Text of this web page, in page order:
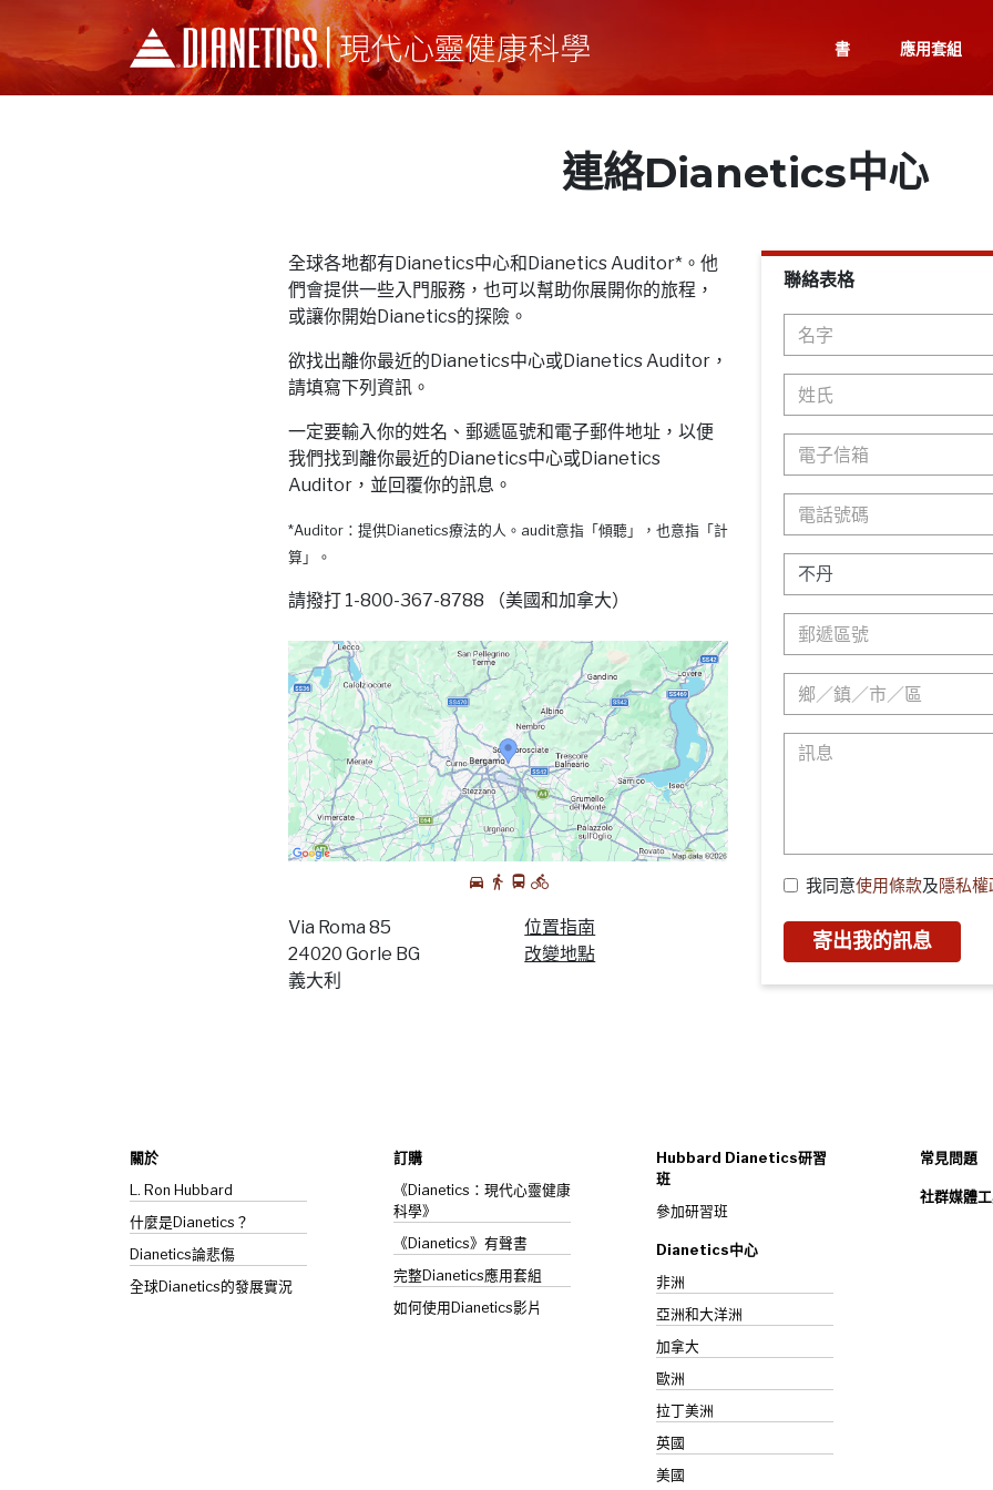
書 應用套組
連絡Dianetics中心
全球各地都有Dianetics中心和Dianetics Auditor*。他
們會提供一些入門服務，也可以幫助你展開你的旅程，
或讓你開始Dianetics的探險。
欲找出離你最近的Dianetics中心或Dianetics Auditor，
請填寫下列資訊。
一定要輸入你的姓名、郵遞區號和電子郵件地址，以便
我們找到離你最近的Dianetics中心或Dianetics
Auditor，並回覆你的訊息。
*Auditor：提供Dianetics療法的人。audit意指「傾聽」，也意指「計
算」。
請撥打 1-800-367-8788 （美國和加拿大）
Via Roma 85
24020 Gorle BG
義大利
位置指南
改變地點
聯絡表格
我同意使用條款及隱私權
寄出我的訊息
關於
L. Ron Hubbard
什麼是Dianetics？
Dianetics論悲傷
全球Dianetics的發展實況
訂購
《Dianetics：現代心靈健康
科學》
《Dianetics》有聲書
完整Dianetics應用套組
如何使用Dianetics影片
Hubbard Dianetics研習
班
參加研習班
Dianetics中心
非洲
亞洲和大洋洲
加拿大
歐洲
拉丁美洲
英國
美國
常見問題
社群媒體